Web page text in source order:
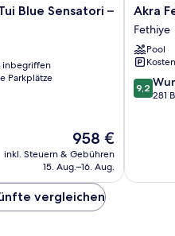
Blue Sensatori –
inbegriffen
Parkplätze
Der
Preis
beträgt
958 €
inkl. Steuern & Gebühren
15. Aug.–16. Aug.
Akra
Fethiye
Tui
Blue
All
Inclusive
Akra
Fethiye
Pool
9.2
von
9,2
281
vergleichen